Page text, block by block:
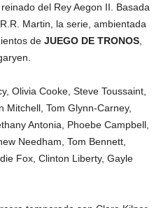
del Rey Aegon II. Basada
Martin, la serie, ambientada
de JUEGO DE TRONOS
Olivia Cooke, Steve Toussaint,
Mitchell, Tom Glynn-Carney,
Antonia, Phoebe Campbell,
Needham, Tom Bennett,
Fox, Clinton Liberty, Gayle